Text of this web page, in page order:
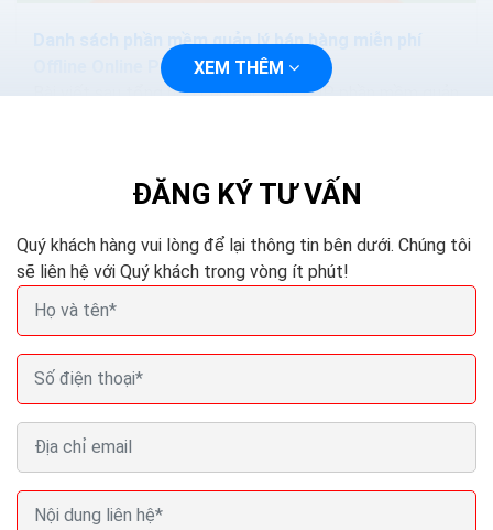
Danh sách phần mềm quản lý bán hàng miễn phí
Offline Online Pc Excel
Bài viết sau tổng hợp cho các bạn TOP phần mềm quản
XEM THÊM
ĐĂNG KÝ TƯ VẤN
Quý khách hàng vui lòng để lại thông tin bên dưới. Chúng tôi
sẽ liên hệ với Quý khách trong vòng ít phút!